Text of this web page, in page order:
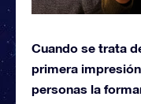
Cuando se trata
primera
personas la